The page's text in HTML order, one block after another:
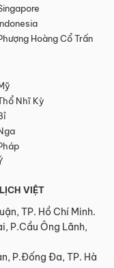
Hoàng Cổ Trấn
Nhĩ Kỳ
VIỆT
TP. Hồ Chí Minh.
P.Cầu Ông Lãnh,
P.Đống Đa, TP. Hà